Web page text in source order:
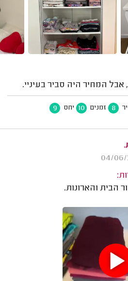
המחיר היה סביר בעיניי.
8 זמנים 10 יחס 9
הבית והארונות.